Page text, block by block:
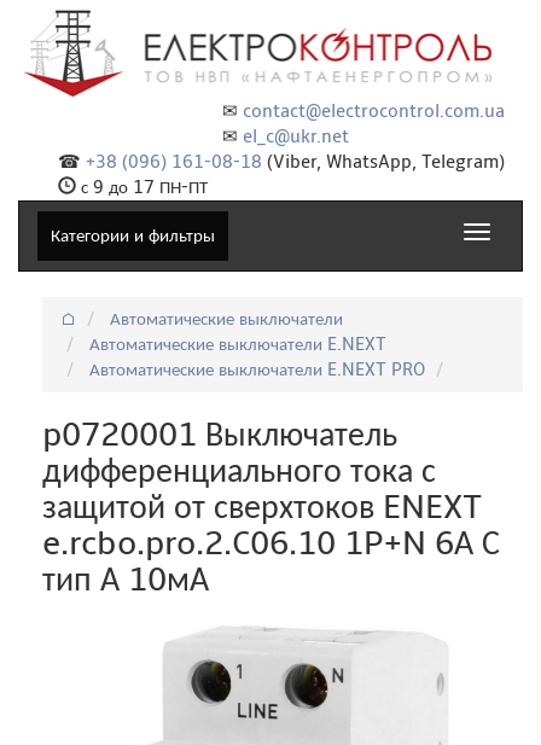
✉ contact@electrocontrol.com.ua
✉ el_c@ukr.net
☎ +38 (096) 161-08-18 (Viber, WhatsApp, Telegram)
с 9 до 17 ПН-ПТ
Категории и фильтры
Toggle
⌂
Автоматические выключатели
Автоматические выключатели E.NEXT
Автоматические выключатели E.NEXT PRO
p0720001 Выключатель
дифференциального тока с
защитой от сверхтоков ENEXT
e.rcbo.pro.2.C06.10 1P+N 6А С
тип А 10мА